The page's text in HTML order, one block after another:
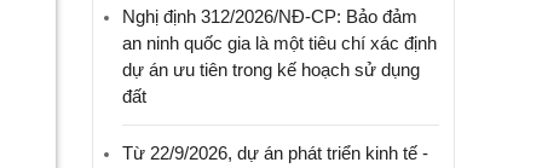
Nghị định 312/2026/NĐ-CP: Bảo đảm
an ninh quốc gia là một tiêu chí xác định
dự án ưu tiên trong kế hoạch sử dụng
đất
Từ 22/9/2026, dự án phát triển kinh tế -